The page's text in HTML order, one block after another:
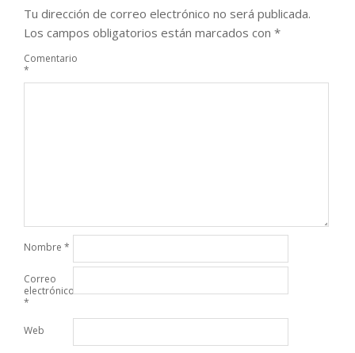
Tu dirección de correo electrónico no será publicada.
Los campos obligatorios están marcados con *
Comentario
*
Nombre *
Correo
electrónico
*
Web